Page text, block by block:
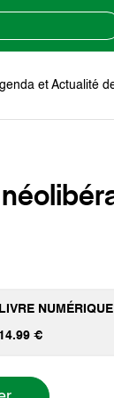
et Actualité
LIVRE NUMÉRIQUE
14.99 €